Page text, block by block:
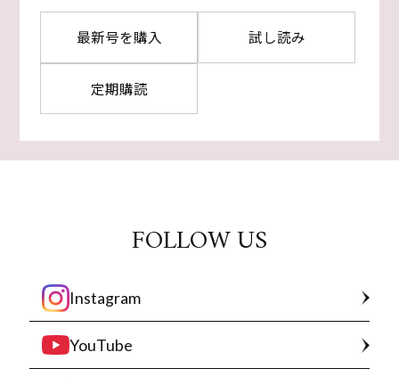
最新号を購入 試し読み
定期購読
FOLLOW US
Instagram
YouTube